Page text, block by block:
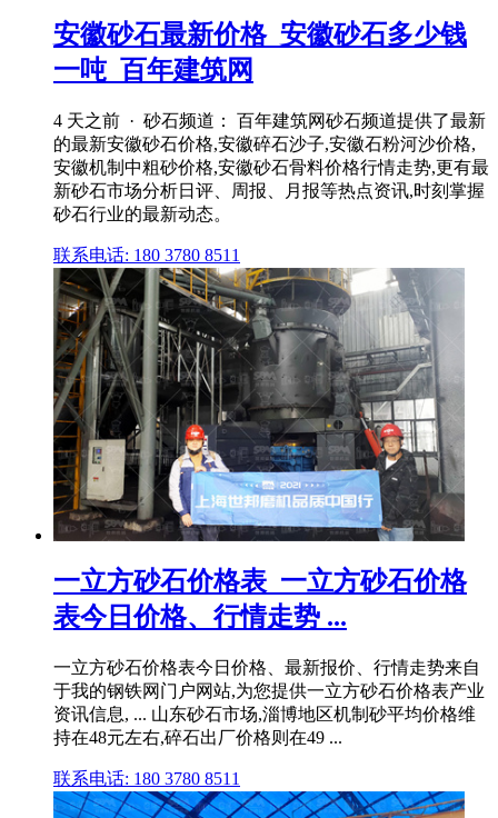
安徽砂石最新价格_安徽砂石多少钱
一吨_百年建筑网
4 天之前 · 砂石频道： 百年建筑网砂石频道提供了最新
的最新安徽砂石价格,安徽碎石沙子,安徽石粉河沙价格,
安徽机制中粗砂价格,安徽砂石骨料价格行情走势,更有最
新砂石市场分析日评、周报、月报等热点资讯,时刻掌握
砂石行业的最新动态。
联系电话: 180 3780 8511
一立方砂石价格表_一立方砂石价格
表今日价格、行情走势 ...
一立方砂石价格表今日价格、最新报价、行情走势来自
于我的钢铁网门户网站,为您提供一立方砂石价格表产业
资讯信息, ... 山东砂石市场,淄博地区机制砂平均价格维
持在48元左右,碎石出厂价格则在49 ...
联系电话: 180 3780 8511